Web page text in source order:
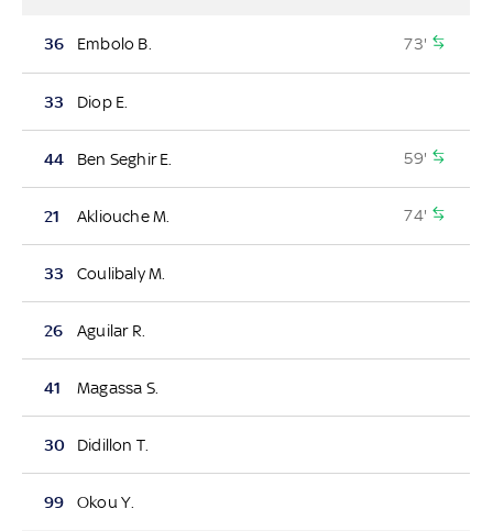
36 Embolo B. 73'
33 Diop E.
44 Ben Seghir E. 59'
21 Akliouche M. 74'
33 Coulibaly M.
26 Aguilar R.
41 Magassa S.
30 Didillon T.
99 Okou Y.